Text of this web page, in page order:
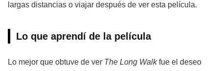
largas distancias o viajar después de ver esta película.
Lo que aprendí de la película
Lo mejor que obtuve de ver The Long Walkfue el deseo